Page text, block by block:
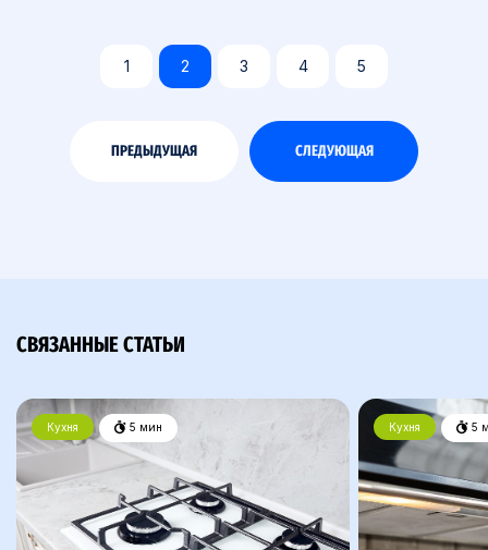
1 2 3 4 5
ПРЕДЫДУЩАЯ СЛЕДУЮЩАЯ
СВЯЗАННЫЕ СТАТЬИ
Кухня 5 мин Кухня 5